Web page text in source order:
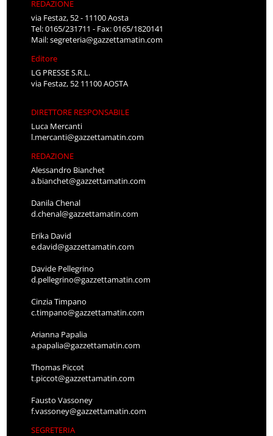
REDAZIONE
via Festaz, 52 - 11100 Aosta
Tel: 0165/231711 - Fax: 0165/1820141
Mail:segreteria@gazzettamatin.com
Editore
LG PRESSE S.R.L.
via Festaz, 52 11100 AOSTA
DIRETTORE RESPONSABILE
Luca Mercanti
l.mercanti@gazzettamatin.com
REDAZIONE
Alessandro Bianchet
a.bianchet@gazzettamatin.com
Danila Chenal
d.chenal@gazzettamatin.com
Erika David
e.david@gazzettamatin.com
Davide Pellegrino
d.pellegrino@gazzettamatin.com
Cinzia Timpano
c.timpano@gazzettamatin.com
Arianna Papalia
a.papalia@gazzettamatin.com
Thomas Piccot
t.piccot@gazzettamatin.com
Fausto Vassoney
f.vassoney@gazzettamatin.com
SEGRETERIA